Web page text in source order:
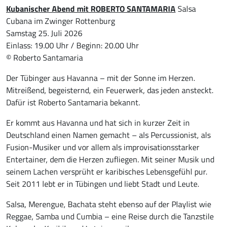
Kubanischer Abend mit ROBERTO SANTAMARIASalsa
Cubana im Zwinger Rottenburg
Samstag 25. Juli 2026
Einlass: 19.00 Uhr / Beginn: 20.00 Uhr
© Roberto Santamaria
Der Tübinger aus Havanna – mit der Sonne im Herzen.
Mitreißend, begeisternd, ein Feuerwerk, das jeden ansteckt.
Dafür ist Roberto Santamaria bekannt.
Er kommt aus Havanna und hat sich in kurzer Zeit in
Deutschland einen Namen gemacht – als Percussionist, als
Fusion-Musiker und vor allem als improvisationsstarker
Entertainer, dem die Herzen zufliegen. Mit seiner Musik und
seinem Lachen versprüht er karibisches Lebensgefühl pur.
Seit 2011 lebt er in Tübingen und liebt Stadt und Leute.
Salsa, Merengue, Bachata steht ebenso auf der Playlist wie
Reggae, Samba und Cumbia – eine Reise durch die Tanzstile